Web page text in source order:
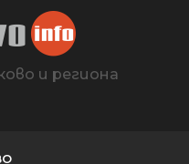
и региона